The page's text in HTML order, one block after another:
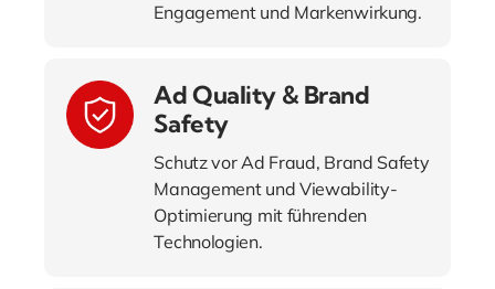
Engagement und Markenwirkung.
Ad Quality & Brand
Safety
Schutz vor Ad Fraud, Brand Safety
Management und Viewability-
Optimierung mit führenden
Technologien.